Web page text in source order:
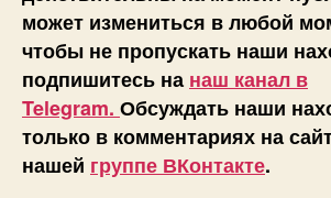
может измениться в любой
чтобы не пропускать наши
подпишитесь на наш канал в
Telegram. Обсуждать наши
только в комментариях на
нашей группе ВКонтакте.